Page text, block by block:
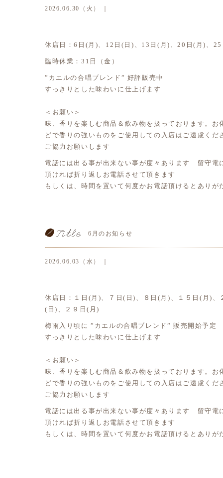
2026.06.30（火） ｜
休店日：6日(月)、12日(日)、13日(月)、20日(月)、
臨時休業：31日（金）
”カエルの合唱ブレンド” 好評販売中
すっきりとした味わいに仕上げます
＜お願い＞
味、香りを楽しむ商品＆飲み物を扱っております。お
どで香りの強いものをご使用しての入店はご遠慮くだ
ご協力お願いします
電話には出る事が出来ない事が度々あります 留守電
頂ければ折り返しお電話させて頂きます
もしくは、時間を置いて何度かお電話頂けるとありが
6月のお知らせ
2026.06.03（水） ｜
休店日：１日(月)、７日(日)、８日(月)、１５日(月)、
(日)、２９日(月)
梅雨入り頃に ”カエルの合唱ブレンド” 販売開始予定
すっきりとした味わいに仕上げます
＜お願い＞
味、香りを楽しむ商品＆飲み物を扱っております。お
どで香りの強いものをご使用しての入店はご遠慮くだ
ご協力お願いします
電話には出る事が出来ない事が度々あります 留守電
頂ければ折り返しお電話させて頂きます
もしくは、時間を置いて何度かお電話頂けるとありが